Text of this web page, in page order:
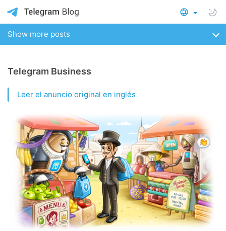
Show more posts
Telegram Business
Leer el anuncio original en inglés